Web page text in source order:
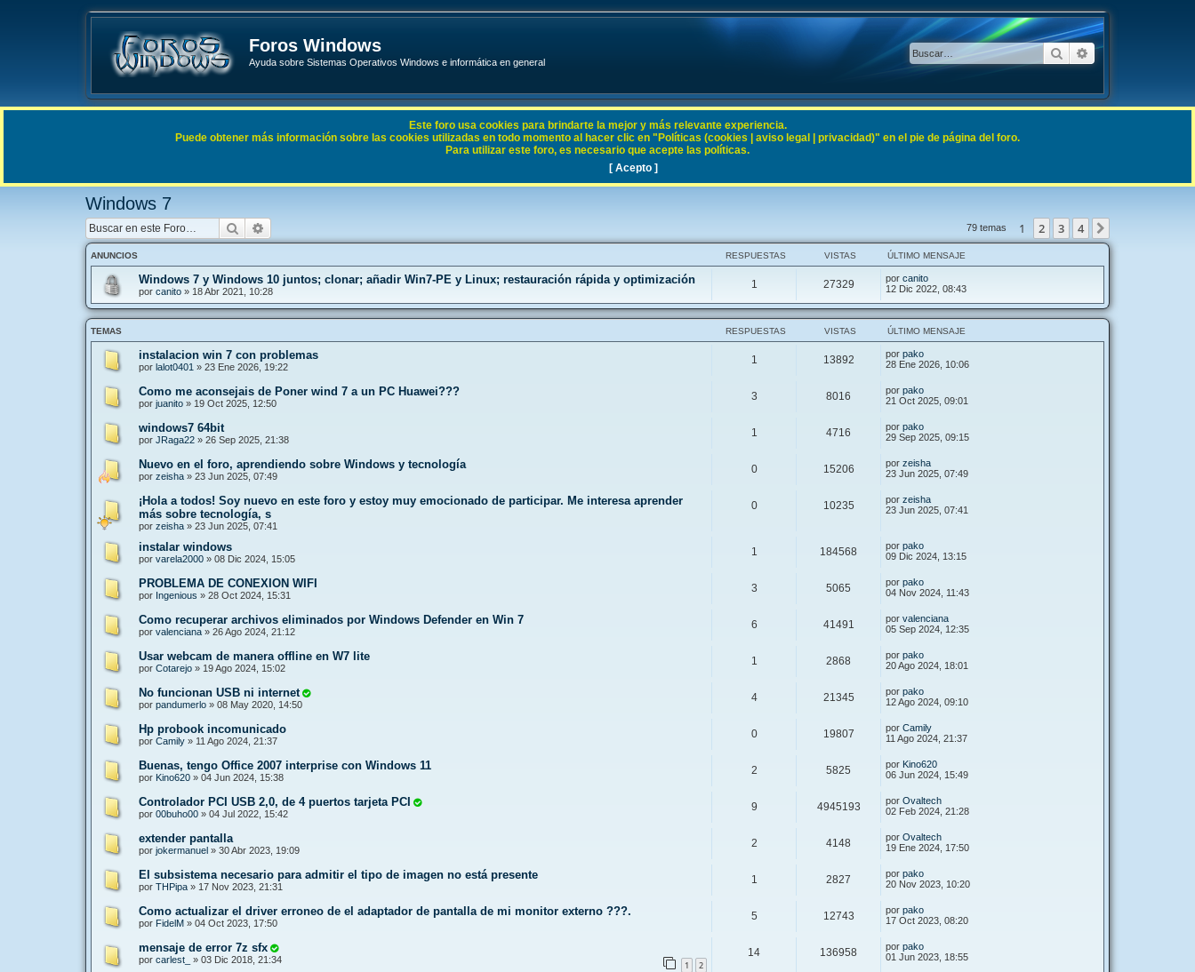
Foros Windows
Ayuda sobre Sistemas Operativos Windows e informática en general
BuscarBúsqueda
Enlaces rápidos FAQ
Windows 7
Buscar 79 temas 1 2 3 4
ANUNCIOS RESPUESTAS VISTAS ÚLTIMO MENSAJE
Windows 7 y Windows 10 juntos; clonar; añadir Win7-PE y Linux; restauración rápida y optimización
por canito » 18 Abr 2021, 10:28
1 27329 por canito
12 Dic 2022, 08:43
TEMAS RESPUESTAS VISTAS ÚLTIMO MENSAJE
instalacion win 7 con problemas
por lalot0401 » 23 Ene 2026, 19:22
1 13892 por pako
28 Ene 2026, 10:06
Como me aconsejais de Poner wind 7 a un PC Huawei???
por juanito » 19 Oct 2025, 12:50
3 8016 por pako
21 Oct 2025, 09:01
windows7 64bit
por JRaga22 » 26 Sep 2025, 21:38
1 4716 por pako
29 Sep 2025, 09:15
Nuevo en el foro, aprendiendo sobre Windows y tecnología
por zeisha » 23 Jun 2025, 07:49
0 15206 por zeisha
23 Jun 2025, 07:49
¡Hola a todos! Soy nuevo en este foro y estoy muy emocionado de participar. Me interesa aprender
más sobre tecnología, s
por zeisha » 23 Jun 2025, 07:41
0 10235 por zeisha
23 Jun 2025, 07:41
instalar windows
por varela2000 » 08 Dic 2024, 15:05
1 184568 por pako
09 Dic 2024, 13:15
PROBLEMA DE CONEXION WIFI
por Ingenious » 28 Oct 2024, 15:31
3 5065 por pako
04 Nov 2024, 11:43
Como recuperar archivos eliminados por Windows Defender en Win 7
por valenciana » 26 Ago 2024, 21:12
6 41491 por valenciana
05 Sep 2024, 12:35
Usar webcam de manera offline en W7 lite
por Cotarejo » 19 Ago 2024, 15:02
1 2868 por pako
20 Ago 2024, 18:01
No funcionan USB ni internet
por pandumerlo » 08 May 2020, 14:50
4 21345 por pako
12 Ago 2024, 09:10
Hp probook incomunicado
por Camily » 11 Ago 2024, 21:37
0 19807 por Camily
11 Ago 2024, 21:37
Buenas, tengo Office 2007 interprise con Windows 11
por Kino620 » 04 Jun 2024, 15:38
2 5825 por Kino620
06 Jun 2024, 15:49
Controlador PCI USB 2,0, de 4 puertos tarjeta PCI
por 00buho00 » 04 Jul 2022, 15:42
9 4945193 por Ovaltech
02 Feb 2024, 21:28
extender pantalla
por jokermanuel » 30 Abr 2023, 19:09
2 4148 por Ovaltech
19 Ene 2024, 17:50
El subsistema necesario para admitir el tipo de imagen no está presente
por THPipa » 17 Nov 2023, 21:31
1 2827 por pako
20 Nov 2023, 10:20
Como actualizar el driver erroneo de el adaptador de pantalla de mi monitor externo ???.
por FidelM » 04 Oct 2023, 17:50
5 12743 por pako
17 Oct 2023, 08:20
mensaje de error 7z sfx
por carlest_ » 03 Dic 2018, 21:34 1 2
14 136958 por pako
01 Jun 2023, 18:55
Este foro usa cookies para brindarte la mejor y más relevante experiencia.
Puede obtener más información sobre las cookies utilizadas en todo momento al hacer clic en "Políticas (cookies | aviso legal | privacidad)" en el pie de página del foro.
Para utilizar este foro, es necesario que acepte las políticas.
[ Acepto ]